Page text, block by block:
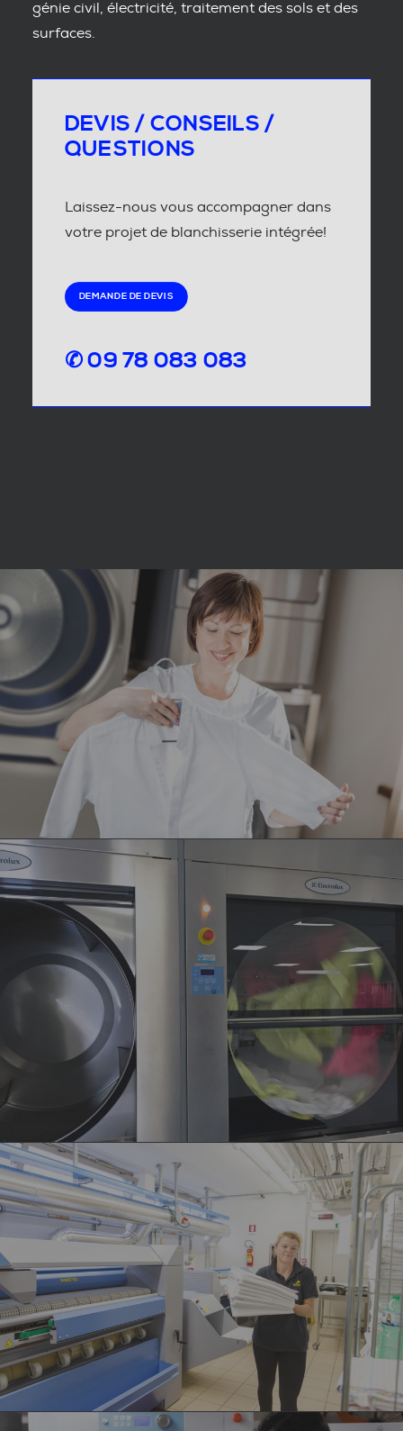
génie civil, électricité, traitement des sols et des
surfaces.
DEVIS / CONSEILS /
QUESTIONS
Laissez-nous vous accompagner dans
votre projet de blanchisserie intégrée!
DEMANDE DE DEVIS
✆ 09 78 083 083